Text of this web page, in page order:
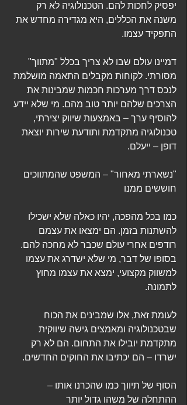
יפסיק לחכות להם. הטכנולוגיה לא רק
משנה את הכללים, היא מגדירה מחדש את
התפקיד עצמו.
דמיינו עולם שבו לא צריך בכלל "מתווך"
מסורתי. לקוחות מקבלים התאמה מושלמת
לנכס דרך מערכות חכמות שמבינות את
הצרכים שלהם יותר טוב מהם. מי שלא יידע
להוסיף ערך – באמצעות שיווק יצירתי,
טכנולוגיה מתקדמת ותודעת שירות יוצאת
דופן – ייעלם.
"נשארתי מאחור" – המשפט שהמתווכים
חוששים ממנו
כמו בכל מהפכה, יהיו כאלה שלא ישכילו
להשתנות בזמן. הם ימצאו את עצמם
רודפים אחרי עולם שכבר לא מחכה להם.
בסופו של דבר, מי שלא ישדרג את עצמו
למשווק מקצועי, ימצא את עצמו מחוץ
לתמונה.
לעומת זאת, אלו שמבינים את הכוח
שבטכנולוגיה ומאמצים גישה שיווקית
מתקדמת יובילו את התחום. הם לא רק
ישרדו – הם יכתיבו את החוקים החדשים.
הסוף של תיווך כמו שהכרנו אותו –
ההתחלה של משהו גדול יותר